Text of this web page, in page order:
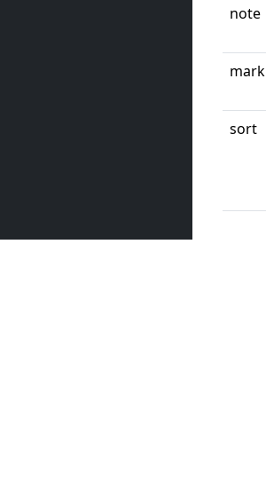
note
mark
sort